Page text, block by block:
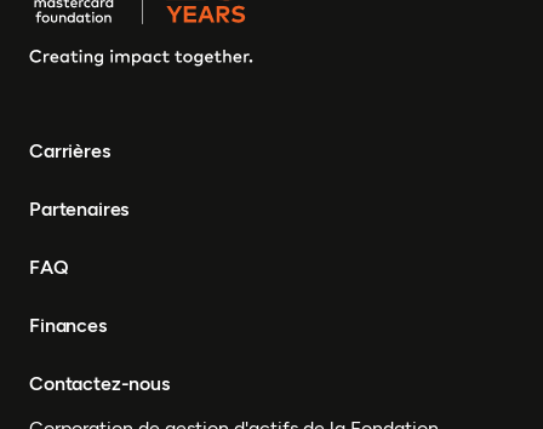
Carrières
Partenaires
FAQ
Finances
Contactez-nous